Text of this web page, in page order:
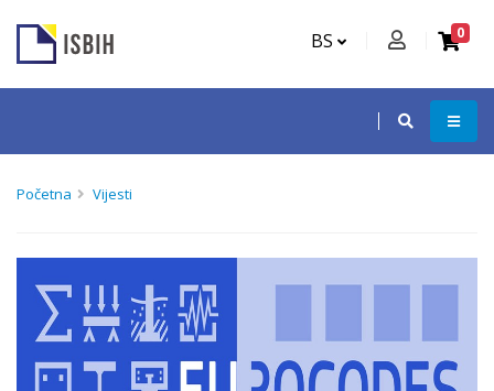
BS 0
Početna Vijesti